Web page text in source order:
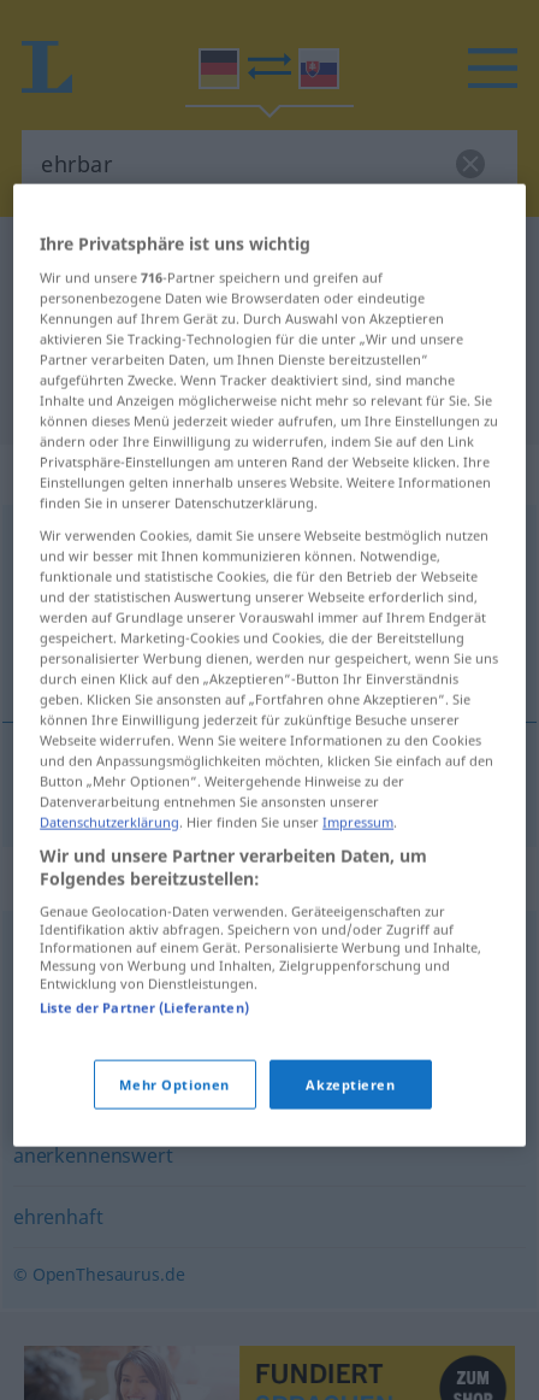
Deutsch-Slowakisch Wörterbuch
Deutsch-Slowakisch Übersetzung
für "ehrbar"
"ehrbar" Slowakisch Übersetzung
„ehrbar“
ehrbar
Übersicht aller Übersetzungen
(Für mehr Details die Übersetzung anklicken/antippen)
počestný
počestný ehrbar
Synonyme für "ehrbar"
unbescholten,anständig,redlich,ehrenhaft
treu,ehrlich,redlich,aufrecht
aufrichtig
anerkennenswert
ehrenhaft
© OpenThesaurus.de
Ihre Privatsphäre ist uns wichtig
Wir und unsere716-Partner speichern und greifen auf
personenbezogene Daten wie Browserdaten oder eindeutige
Kennungen auf Ihrem Gerät zu. Durch Auswahl von Akzeptieren
aktivieren Sie Tracking-Technologien für die unter „Wir und unsere
Partner verarbeiten Daten, um Ihnen Dienste bereitzustellen“
aufgeführten Zwecke. Wenn Tracker deaktiviert sind, sind manche
Inhalte und Anzeigen möglicherweise nicht mehr so relevant für Sie. Sie
können dieses Menü jederzeit wieder aufrufen, um Ihre Einstellungen zu
ändern oder Ihre Einwilligung zu widerrufen, indem Sie auf den Link
Privatsphäre-Einstellungen am unteren Rand der Webseite klicken. Ihre
Einstellungen gelten innerhalb unseres Website. Weitere Informationen
finden Sie in unserer Datenschutzerklärung.
Wir verwenden Cookies, damit Sie unsere Webseite bestmöglich nutzen
und wir besser mit Ihnen kommunizieren können. Notwendige,
funktionale und statistische Cookies, die für den Betrieb der Webseite
und der statistischen Auswertung unserer Webseite erforderlich sind,
werden auf Grundlage unserer Vorauswahl immer auf Ihrem Endgerät
gespeichert. Marketing-Cookies und Cookies, die der Bereitstellung
personalisierter Werbung dienen, werden nur gespeichert, wenn Sie uns
durch einen Klick auf den „Akzeptieren“-Button Ihr Einverständnis
geben. Klicken Sie ansonsten auf „Fortfahren ohne Akzeptieren“. Sie
können Ihre Einwilligung jederzeit für zukünftige Besuche unserer
Webseite widerrufen. Wenn Sie weitere Informationen zu den Cookies
und den Anpassungsmöglichkeiten möchten, klicken Sie einfach auf den
Button „Mehr Optionen“. Weitergehende Hinweise zu der
Datenverarbeitung entnehmen Sie ansonsten unserer
Datenschutzerklärung. Hier finden Sie unserImpressum.
Wir und unsere Partner verarbeiten Daten, um
Folgendes bereitzustellen:
Genaue Geolocation-Daten verwenden. Geräteeigenschaften zur
Identifikation aktiv abfragen. Speichern von und/oder Zugriff auf
Informationen auf einem Gerät. Personalisierte Werbung und Inhalte,
Messung von Werbung und Inhalten, Zielgruppenforschung und
Entwicklung von Dienstleistungen.
Liste der Partner (Lieferanten)
Mehr Optionen Akzeptieren